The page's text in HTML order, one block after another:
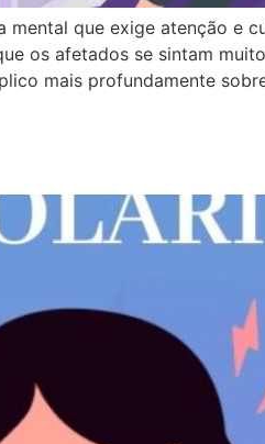
que exige atenção e
os afetados se sintam
mais profundamente